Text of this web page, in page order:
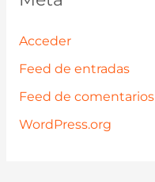
Acceder
Feed de entradas
Feed de comentarios
WordPress.org